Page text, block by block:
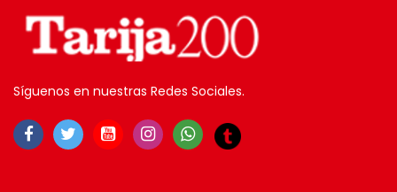
Síguenos en nuestras Redes Sociales.